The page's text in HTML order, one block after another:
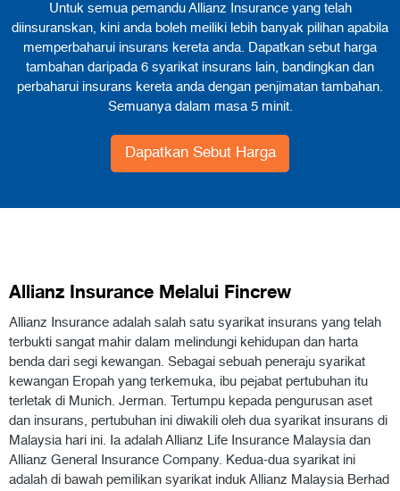
Untuk semua pemandu Allianz Insurance yang telah
diinsuranskan, kini anda boleh meiliki lebih banyak pilihan apabila
memperbaharui insurans kereta anda. Dapatkan sebut harga
tambahan daripada 6 syarikat insurans lain, bandingkan dan
perbaharui insurans kereta anda dengan penjimatan tambahan.
Semuanya dalam masa 5 minit.
Dapatkan Sebut Harga
Allianz Insurance Melalui Fincrew
Allianz Insurance adalah salah satu syarikat insurans yang telah
terbukti sangat mahir dalam melindungi kehidupan dan harta
benda dari segi kewangan. Sebagai sebuah peneraju syarikat
kewangan Eropah yang terkemuka, ibu pejabat pertubuhan itu
terletak di Munich. Jerman. Tertumpu kepada pengurusan aset
dan insurans, pertubuhan ini diwakili oleh dua syarikat insurans di
Malaysia hari ini. Ia adalah Allianz Life Insurance Malaysia dan
Allianz General Insurance Company. Kedua-dua syarikat ini
adalah di bawah pemilikan syarikat induk Allianz Malaysia Berhad